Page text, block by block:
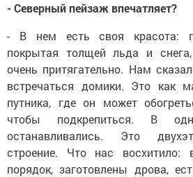
- Северный пейзаж впечатляет?
- В нем есть своя красота:
покрытая толщей льда и
очень притягательно. Нам
встречаться домики. Это как
путника, где он может
чтобы подкрепиться. В
останавливались. Это
строение. Что нас восхитило:
порядок, заготовлены дрова,